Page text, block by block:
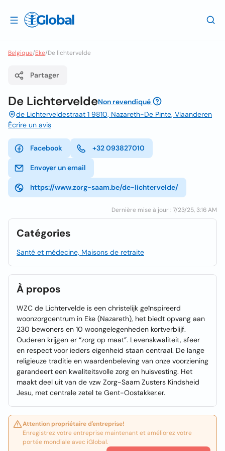
Belgique/Eke/De lichtervelde
Partager
De LichterveldeNon revendiqué
de Lichterveldestraat 1 9810, Nazareth-De Pinte, Vlaanderen
Écrire un avis
Facebook +32 093827010
Envoyer un email
https://www.zorg-saam.be/de-lichtervelde/
Dernière mise à jour : 7/23/25, 3:16 AM
Catégories
Santé et médecine, Maisons de retraite
À propos
WZC de Lichtervelde is een christelijk geïnspireerd
woonzorgcentrum in Eke (Nazareth), het biedt opvang aan
230 bewoners en 10 woongelegenheden kortverblijf.
Ouderen krijgen er “zorg op maat”. Levenskwaliteit, sfeer
en respect voor ieders eigenheid staan centraal. De lange
religieuze traditie en waardenbeleving van onze voorziening
garandeert een kwaliteitsvolle zorg en huisvesting. Het
maakt deel uit van de vzw Zorg-Saam Zusters Kindsheid
Jesu, met centrale zetel te Gent-Oostakker.er.
Attention propriétaire d'entreprise!
Enregistrez votre entreprise maintenant et améliorez votre
portée mondiale avec iGlobal.